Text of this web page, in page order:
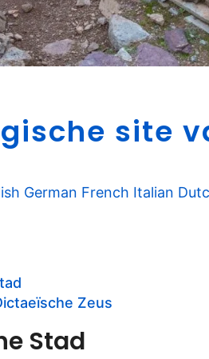
r
e
site
German French Italian
Zeus
Stad